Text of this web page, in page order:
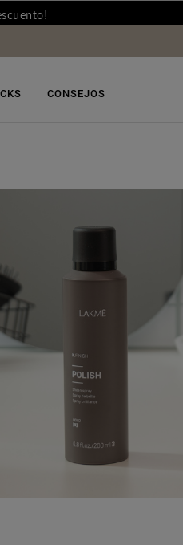
CONSEJOS